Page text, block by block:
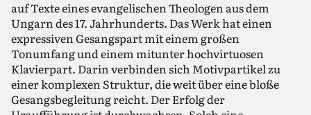
auf Texte eines evangelischen Theologen aus dem
Ungarn des 17. Jahrhunderts. Das Werk hat einen
expressiven Gesangspart mit einem großen
Tonumfang und einem mitunter hochvirtuosen
Klavierpart. Darin verbinden sich Motivpartikel zu
einer komplexen Struktur, die weit über eine bloße
Gesangsbegleitung reicht. Der Erfolg der